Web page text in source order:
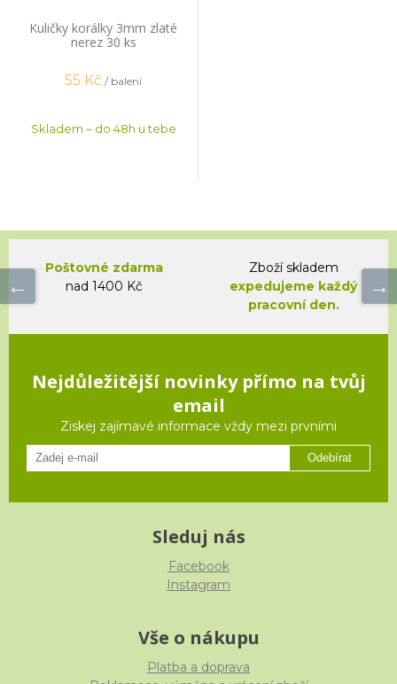
Kuličky korálky 3mm zlaté
nerez 30 ks
55 Kč / balení
Skladem – do 48h u tebe
Poštovné zdarma
nad 1400 Kč
Zboží skladem
expedujeme každý
pracovní den.
Nejdůležitější novinky přímo na tvůj
email
Ziskej zajímavé informace vždy mezi prvními
Odebírat
Sleduj nás
Facebook
Instagram
Vše o nákupu
Platba a doprava